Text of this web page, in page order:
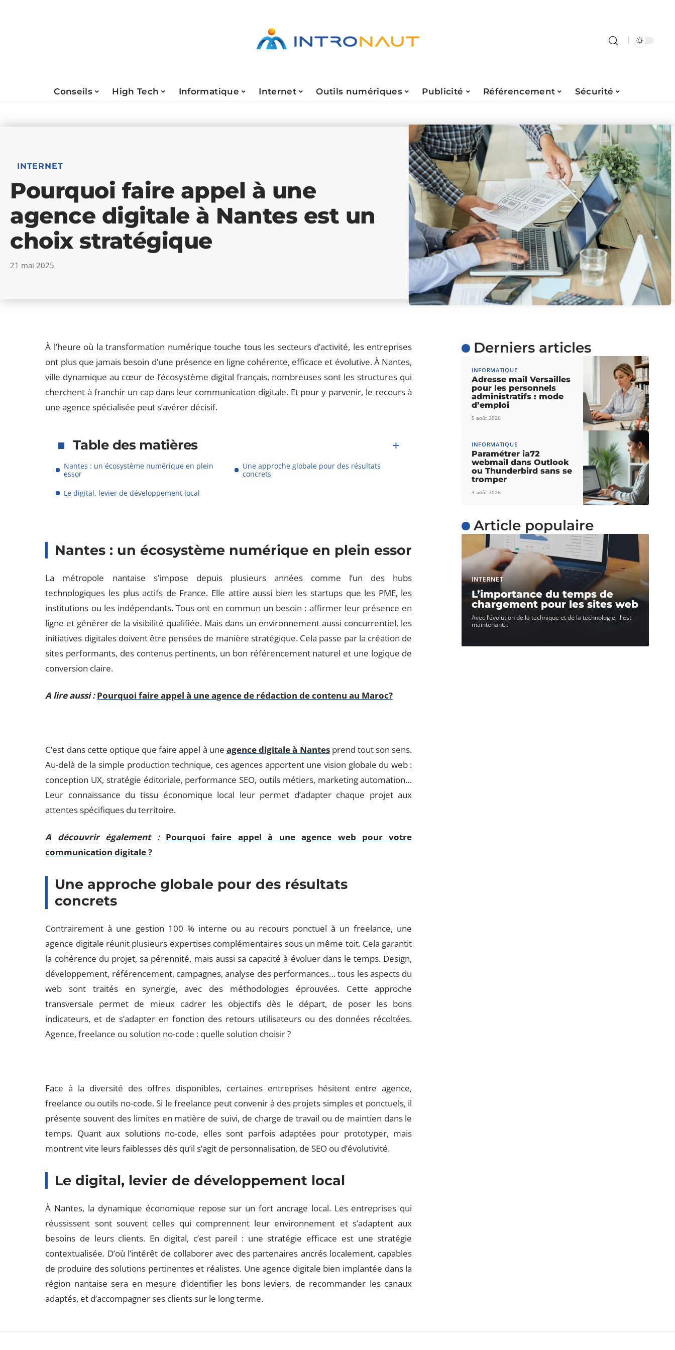
Conseils High Tech Informatique Internet Outils numériques Publicité Référencement Sécurité
INTERNET
Pourquoi faire appel à une
agence digitale à Nantes est un
choix stratégique
21 mai 2025
À l’heure où la transformation numérique touche tous les secteurs d’activité, les entreprises
ont plus que jamais besoin d’une présence en ligne cohérente, efficace et évolutive. À Nantes,
ville dynamique au cœur de l’écosystème digital français, nombreuses sont les structures qui
cherchent à franchir un cap dans leur communication digitale. Et pour y parvenir, le recours à
une agence spécialisée peut s’avérer décisif.
Table des matières
Nantes : un écosystème numérique en plein
essor
Une approche globale pour des résultats
concrets
Le digital, levier de développement local
Nantes : un écosystème numérique en plein essor
La métropole nantaise s’impose depuis plusieurs années comme l’un des hubs
technologiques les plus actifs de France. Elle attire aussi bien les startups que les PME, les
institutions ou les indépendants. Tous ont en commun un besoin : affirmer leur présence en
ligne et générer de la visibilité qualifiée. Mais dans un environnement aussi concurrentiel, les
initiatives digitales doivent être pensées de manière stratégique. Cela passe par la création de
sites performants, des contenus pertinents, un bon référencement naturel et une logique de
conversion claire.
A lire aussi : Pourquoi faire appel à une agence de rédaction de contenu au Maroc?
C’est dans cette optique que faire appel à uneagence digitale à Nantesprend tout son sens.
Au-delà de la simple production technique, ces agences apportent une vision globale du web :
conception UX, stratégie éditoriale, performance SEO, outils métiers, marketing automation…
Leur connaissance du tissu économique local leur permet d’adapter chaque projet aux
attentes spécifiques du territoire.
A découvrir également : Pourquoi faire appel à une agence web pour votre
communication digitale ?
Une approche globale pour des résultats
concrets
Contrairement à une gestion 100 % interne ou au recours ponctuel à un freelance, une
agence digitale réunit plusieurs expertises complémentaires sous un même toit. Cela garantit
la cohérence du projet, sa pérennité, mais aussi sa capacité à évoluer dans le temps. Design,
développement, référencement, campagnes, analyse des performances… tous les aspects du
web sont traités en synergie, avec des méthodologies éprouvées. Cette approche
transversale permet de mieux cadrer les objectifs dès le départ, de poser les bons
indicateurs, et de s’adapter en fonction des retours utilisateurs ou des données récoltées.
Agence, freelance ou solution no-code : quelle solution choisir ?
Face à la diversité des offres disponibles, certaines entreprises hésitent entre agence,
freelance ou outils no-code. Si le freelance peut convenir à des projets simples et ponctuels, il
présente souvent des limites en matière de suivi, de charge de travail ou de maintien dans le
temps. Quant aux solutions no-code, elles sont parfois adaptées pour prototyper, mais
montrent vite leurs faiblesses dès qu’il s’agit de personnalisation, de SEO ou d’évolutivité.
Le digital, levier de développement local
À Nantes, la dynamique économique repose sur un fort ancrage local. Les entreprises qui
réussissent sont souvent celles qui comprennent leur environnement et s’adaptent aux
besoins de leurs clients. En digital, c’est pareil : une stratégie efficace est une stratégie
contextualisée. D’où l’intérêt de collaborer avec des partenaires ancrés localement, capables
de produire des solutions pertinentes et réalistes. Une agence digitale bien implantée dans la
région nantaise sera en mesure d’identifier les bons leviers, de recommander les canaux
adaptés, et d’accompagner ses clients sur le long terme.
Derniers articles
INFORMATIQUE
Adresse mail Versailles
pour les personnels
administratifs : mode
d’emploi
5 août 2026
INFORMATIQUE
Paramétrer ia72
webmail dans Outlook
ou Thunderbird sans se
tromper
3 août 2026
Article populaire
INTERNET
L’importance du temps de
chargement pour les sites web
Avec l’évolution de la technique et de la technologie, il est
maintenant…